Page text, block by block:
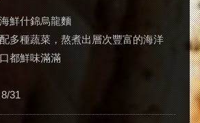
鮮什錦烏龍麵
多種蔬菜，熬煮出層次豐富的海洋
都鮮味滿滿
31